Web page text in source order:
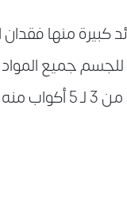
كبيرة منها
جميع المواد